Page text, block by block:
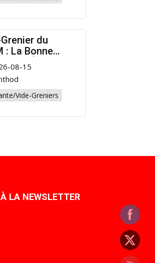
du
: La Bonne
de l’Été à
!
08-15
Vide-Greniers